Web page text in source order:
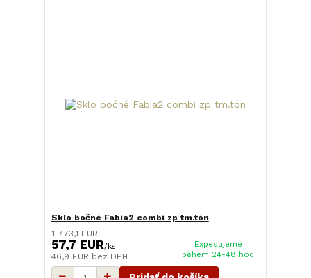
Sklo bočné Fabia2 combi zp tm.tón
1 773,1 EUR
57,7 EUR/ks
46,9 EUR bez DPH
Expedujeme
během 24-48 hod